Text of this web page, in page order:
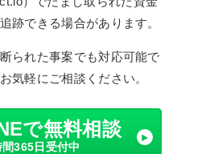
跡できる場合があります。
られた事案でも対応可能で
気軽にご相談ください。
で無料相談
365日受付中